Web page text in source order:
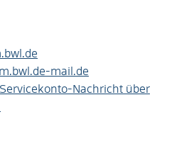
mail.de
Nachricht über